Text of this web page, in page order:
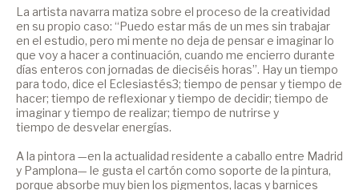
La artista navarra matiza sobre el proceso de la creatividad
en su propio caso: “Puedo estar más de un mes sin trabajar
en el estudio, pero mi mente no deja de pensar e imaginar lo
que voy a hacer a continuación, cuando me encierro durante
días enteros con jornadas de dieciséis horas”. Hay un tiempo
para todo, dice el Eclesiastés3; tiempo de pensar y tiempo de
hacer; tiempo de reflexionar y tiempo de decidir; tiempo de
imaginar y tiempo de realizar; tiempo de nutrirse y
tiempo de desvelar energías.
A la pintora —en la actualidad residente a caballo entre Madrid
y Pamplona— le gusta el cartón como soporte de la pintura,
porque absorbe muy bien los pigmentos, lacas y barnices